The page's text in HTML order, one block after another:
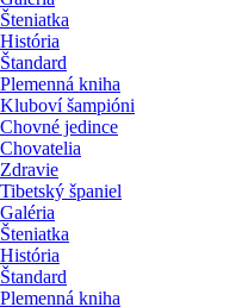
Šteniatka
História
Štandard
Plemenná kniha
Kluboví šampióni
Chovné jedince
Chovatelia
Zdravie
Tibetský španiel
Galéria
Šteniatka
História
Štandard
Plemenná kniha